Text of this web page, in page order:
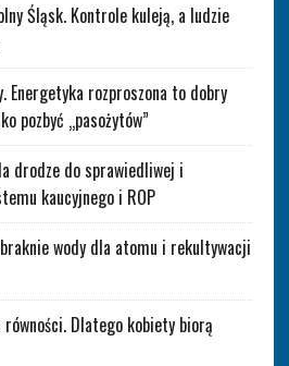
Śląsk. Kontrole kuleją, a ludzie
Energetyka rozproszona to dobry
pozbyć „pasożytów”
drodze do sprawiedliwej i
kaucyjnego i ROP
wody dla atomu i rekultywacji
Dlatego kobiety biorą